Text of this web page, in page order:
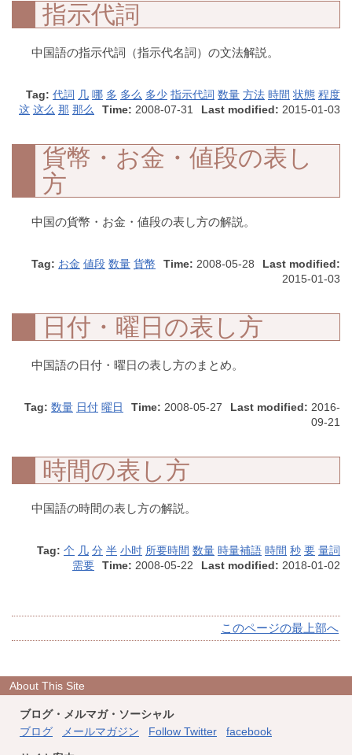
指示代詞
中国語の指示代詞（指示代名詞）の文法解説。
Tag: 代詞 几 哪 多 多么 多少 指示代詞 数量 方法 時間 状態 程度
这 这么 那 那么 Time: 2008-07-31 Last modified: 2015-01-03
貨幣・お金・値段の表し
方
中国の貨幣・お金・値段の表し方の解説。
Tag: お金 値段 数量 貨幣 Time: 2008-05-28
Last modified:
2015-01-03
日付・曜日の表し方
中国語の日付・曜日の表し方のまとめ。
Tag: 数量 日付 曜日 Time: 2008-05-27 Last modified: 2016-
09-21
時間の表し方
中国語の時間の表し方の解説。
Tag: 个 几 分 半 小时 所要時間 数量 時量補語 時間 秒 要 量詞
需要
Time: 2008-05-22 Last modified: 2018-01-02
このページの最上部へ
About This Site
ブログ・メルマガ・ソーシャル
ブログ
メールマガジン Follow Twitter facebook